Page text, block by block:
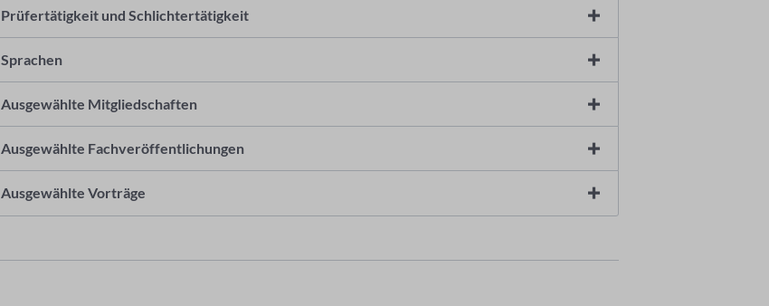
Prüfertätigkeit und Schlichtertätigkeit
Sprachen
Ausgewählte Mitgliedschaften
Ausgewählte Fachveröffentlichungen
Ausgewählte Vorträge